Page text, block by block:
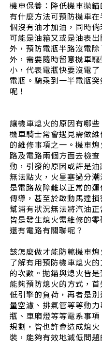
機車保養：降低機車拋
有什麼方法可預防機車
個沒有油才加油，同時
可能是油箱又或是油表
外，預防電瓶半路沒電
外，需要隨時留意機車
小，代表電瓶快要沒電
電瓶。騎乘到一半電瓶
呢！
讓機車熄火的原因有哪些
機車騎士常會遇見需做
的維修事項之一。機車
路及電路兩個方面去檢
動，引發的原因或許是
無法點火，火星塞過分
是電路故障難以正常的
傳導，甚至於啟動馬達
幫浦有狀況無法將汽油
皆是發生熄火需維修的
還有電路有關聯呢？
該怎麼做才能防範機車熄
了解有用預防機車熄火
的次數。拋錨與熄火皆
能夠預防熄火的方式，
低引擎的負荷，再者是
量空濾、排氣管等等動
瓶、車廂燈等等電系事
規劃，皆也許會造成熄
裝，能夠有效地減低問